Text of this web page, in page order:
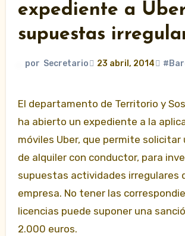
expediente a
supuestas
por Secretario 23 abril, 2014
El departamento de Territorio y Sostenibilidad
ha abierto un expediente a la
móviles Uber, que permite solicitar
de alquiler con conductor, para
supuestas actividades irregulares
empresa. No tener las
licencias puede suponer una
2.000 euros.